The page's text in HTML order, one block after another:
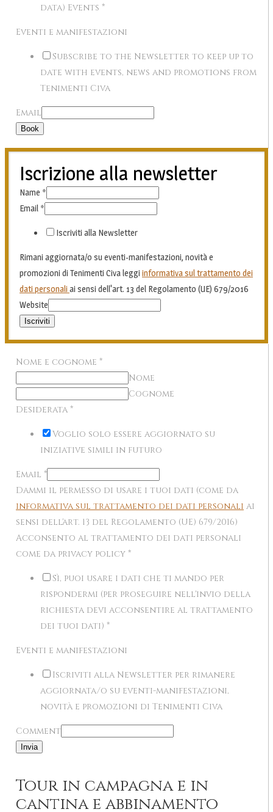
data) Events *
Eventi e manifestazioni
Subscribe to the Newsletter to keep up to
date with events, news and promotions from
Tenimenti Civa
Email
Book
Iscrizione alla newsletter
Name *
Email *
Iscriviti alla Newsletter
Rimani aggiornata/o su eventi-manifestazioni, novità e
promozioni di Tenimenti Civa leggi informativa sul trattamento dei
dati personali ai sensi dell'art. 13 del Regolamento (UE) 679/2016
Website
Iscriviti
Nome e cognome *
Nome
Cognome
Desiderata *
Voglio solo essere aggiornato su
iniziative simili in futuro
Email *
Dammi il permesso di usare i tuoi dati (come da
informativa sul trattamento dei dati personali ai
sensi dell'art. 13 del Regolamento (UE) 679/2016)
Acconsento al trattamento dei dati personali
come da privacy policy *
Sì, puoi usare i dati che ti mando per
rispondermi (per proseguire nell'invio della
richiesta devi acconsentire al trattamento
dei tuoi dati) *
Eventi e manifestazioni
Iscriviti alla Newsletter per rimanere
aggiornata/o su eventi-manifestazioni,
novità e promozioni di Tenimenti Civa
Comment
Invia
Tour in campagna e in
cantina e abbinamento